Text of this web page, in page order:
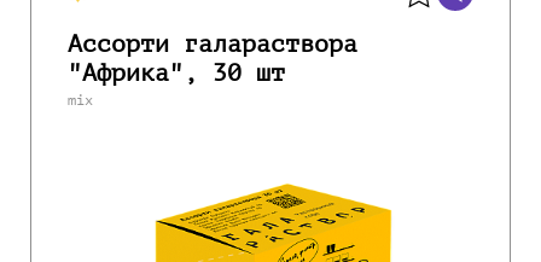
Ассорти галараствора
"Африка", 30 шт
mix